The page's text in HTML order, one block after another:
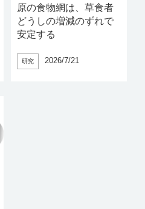
原の食物網は、草食者
どうしの増減のずれで
安定する
研究 2026/7/21